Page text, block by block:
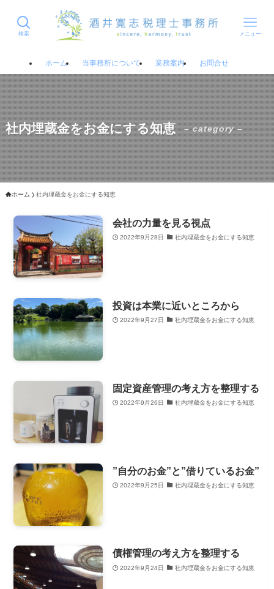
検索 メニュー
ホーム 当事務所について 業務案内 お問合せ
社内埋蔵金をお金にする知恵 – category –
ホーム 社内埋蔵金をお金にする知恵
会社の力量を見る視点
2022年9月28日 社内埋蔵金をお金にする知恵
投資は本業に近いところから
2022年9月27日 社内埋蔵金をお金にする知恵
固定資産管理の考え方を整理する
2022年9月26日 社内埋蔵金をお金にする知恵
”自分のお金”と”借りているお金”
2022年9月25日 社内埋蔵金をお金にする知恵
債権管理の考え方を整理する
2022年9月24日 社内埋蔵金をお金にする知恵